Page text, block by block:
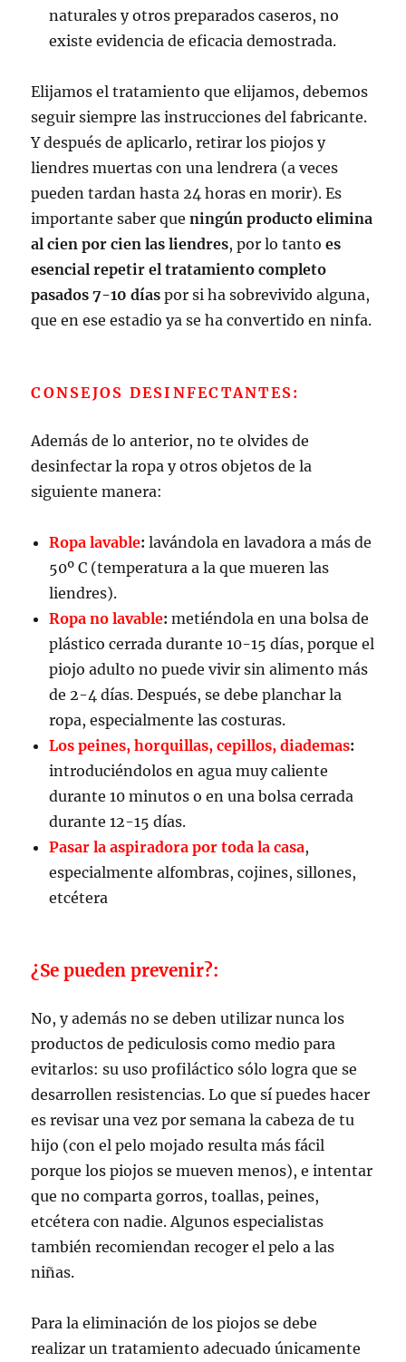
naturales y otros preparados caseros, no
existe evidencia de eficacia demostrada.
Elijamos el tratamiento que elijamos, debemos
seguir siempre las instrucciones del fabricante.
Y después de aplicarlo, retirar los piojos y
liendres muertas con una lendrera (a veces
pueden tardan hasta 24 horas en morir). Es
importante saber queningún producto elimina
al cien por cien las liendres, por lo tantoes
esencial repetir el tratamiento completo
pasados 7-10 días por si ha sobrevivido alguna,
que en ese estadio ya se ha convertido en ninfa.
CONSEJOS DESINFECTANTES:
Además de lo anterior, no te olvides de
desinfectar la ropa y otros objetos de la
siguiente manera:
Ropa lavable: lavándola en lavadora a más de
50º C (temperatura a la que mueren las
liendres).
Ropa no lavable: metiéndola en una bolsa de
plástico cerrada durante 10-15 días, porque el
piojo adulto no puede vivir sin alimento más
de 2-4 días. Después, se debe planchar la
ropa, especialmente las costuras.
Los peines, horquillas, cepillos, diademas:
introduciéndolos en agua muy caliente
durante 10 minutos o en una bolsa cerrada
durante 12-15 días.
Pasar la aspiradora por toda la casa,
especialmente alfombras, cojines, sillones,
etcétera
¿Se pueden prevenir?:
No, y además no se deben utilizar nunca los
productos de pediculosis como medio para
evitarlos: su uso profiláctico sólo logra que se
desarrollen resistencias. Lo que sí puedes hacer
es revisar una vez por semana la cabeza de tu
hijo (con el pelo mojado resulta más fácil
porque los piojos se mueven menos), e intentar
que no comparta gorros, toallas, peines,
etcétera con nadie. Algunos especialistas
también recomiendan recoger el pelo a las
niñas.
Para la eliminación de los piojos se debe
realizar un tratamiento adecuado únicamente